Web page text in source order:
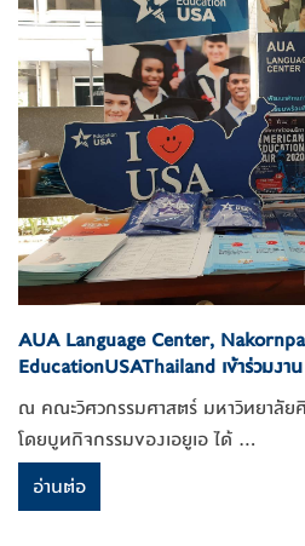
AUA Language Center,
EducationUSAThailand เข้าร่วมง
ณ คณะวิศวกรรมศาสตร์ มหาวิทยาลัย
โดยบูทกิจกรรมของเอยูเอ ได้ ...
อ่านต่อ